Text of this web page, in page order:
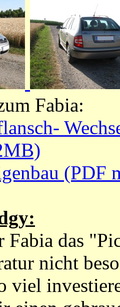
Fabia:
(PDF
Fabia das
nicht
viel